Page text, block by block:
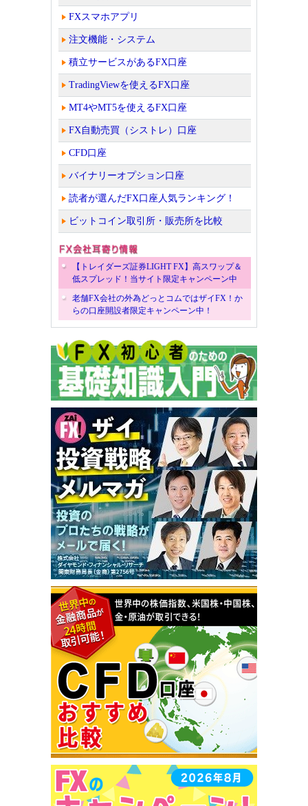
FXスマホアプリ
注文機能・システム
積立サービスがあるFX口座
TradingViewを使えるFX口座
MT4やMT5を使えるFX口座
FX自動売買（シストレ）口座
CFD口座
バイナリーオプション口座
読者が選んだFX口座人気ランキング！
ビットコイン取引所・販売所を比較
【トレイダーズ証券LIGHT FX】高スワップ＆
低スプレッド！当サイト限定キャンペーン中
老舗FX会社の外為どっとコムではザイFX！か
らの口座開設者限定キャンペーン中！